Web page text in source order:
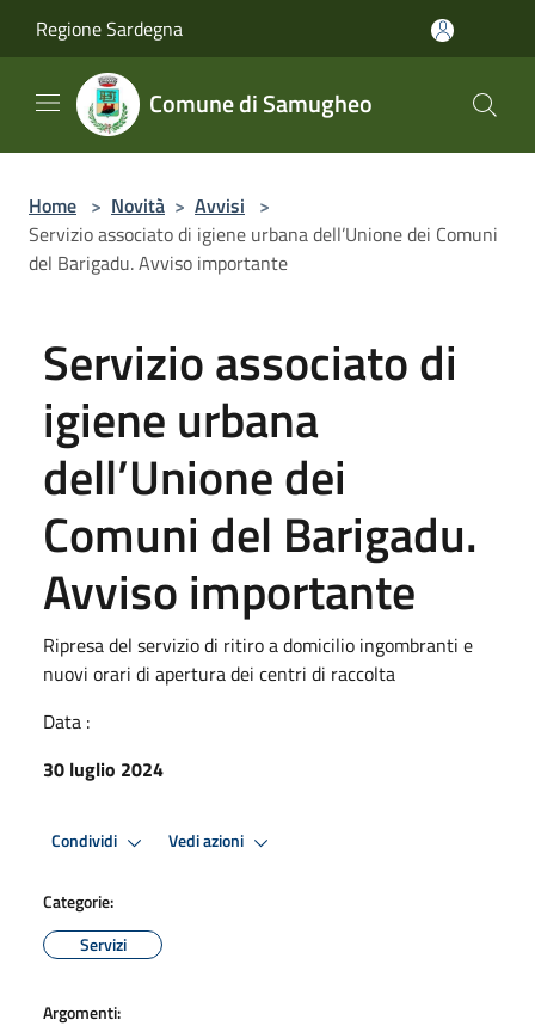
Regione Sardegna
Comune di Samugheo
Home > Novità > Avvisi >
Servizio associato di igiene urbana dell’Unione dei Comuni
del Barigadu. Avviso importante
Servizio associato di
igiene urbana
dell’Unione dei
Comuni del Barigadu.
Avviso importante
Ripresa del servizio di ritiro a domicilio ingombranti e
nuovi orari di apertura dei centri di raccolta
Data :
30 luglio 2024
Condividi Vedi azioni
Categorie:
Servizi
Argomenti: